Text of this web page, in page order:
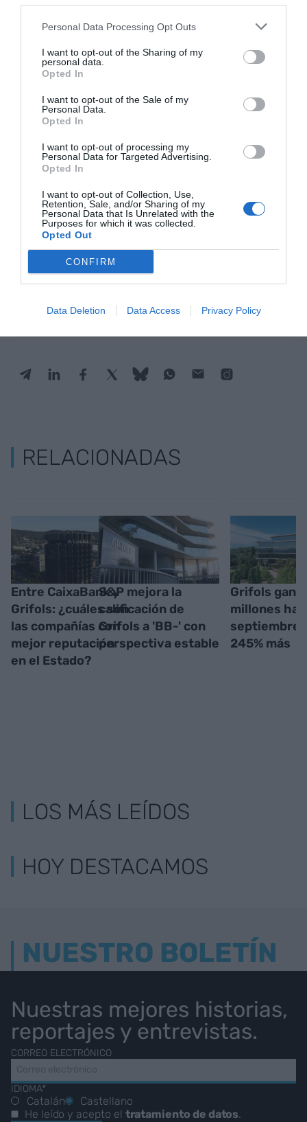
Personal Data Processing Opt Outs
I want to opt-out of the Sharing of my
personal data.
Opted In
I want to opt-out of the Sale of my
Personal Data.
Opted In
I want to opt-out of processing my
Personal Data for Targeted Advertising.
Opted In
I want to opt-out of Collection, Use,
Retention, Sale, and/or Sharing of my
Personal Data that Is Unrelated with the
Purposes for which it was collected.
Opted Out
CONFIRM
Data Deletion Data Access Privacy Policy
Así, los resultados de la empresa catalana
confirman los buenos presagios que ya habían
calificación crediticia. Todas ellas habían
apuntado últimamente una notable mejora de la
valoración:Standard & Poor's(S&P) elevó la
calificación crediticia de Grifols a
perspectiva aPositivay confirmó la
calificaciónB+
calificación de Grifols de
B2 aB1
Estable.
AñadirVIA Empresa
de Google de forma gratuita
Mantente informado con las últimas noticias de
ACTIVAR AHORA
RELACIONADAS
Entre CaixaBank y
Grifols: ¿cuáles son
las compañías con
mejor reputación
en el Estado?
S&P mejora la
calificación de
Grifols a 'BB-' con
perspectiva estable
Grifols gana
millones
septiembre,
245% más
LOS MÁS LEÍDOS
HOY DESTACAMOS
NUESTRO BOLETÍN
Nuestras mejores historias,
reportajes y entrevistas.
CORREO ELECTRÓNICO
IDIOMA*
Catalán
Castellano
He leído y acepto el tratamiento de datos.